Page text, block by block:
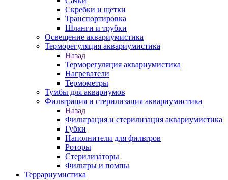
Скребки и щетки
Транспортировка
Шланги и трубки
Освещение аквариумистика
Терморегуляция аквариумистика
Назад
Терморегуляция аквариумистика
Нагреватели
Термометры
Тумбы для аквариумов
Фильтрация и стерилизация аквариумистика
Назад
Фильтрация и стерилизация аквариумистика
Губки
Наполнители для фильтров
Роторы
Стерилизаторы
Фильтры и помпы
Террариумистика